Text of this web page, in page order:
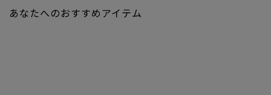
テーラードスタイルでありながら、着心地の良さを追求したフィ
あなたへのおすすめアイテム